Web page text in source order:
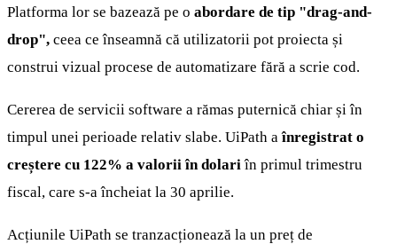
Platforma lor se bazează pe o abordare de tip "drag-and-
drop", ceea ce înseamnă că utilizatorii pot proiecta și
construi vizual procese de automatizare fără a scrie cod.
Cererea de servicii software a rămas puternică chiar și în
timpul unei perioade relativ slabe. UiPath aînregistrat o
creștere cu 122% a valorii în dolari în primul trimestru
fiscal, care s-a încheiat la 30 aprilie.
Acțiunile UiPath se tranzacționează la un preț de